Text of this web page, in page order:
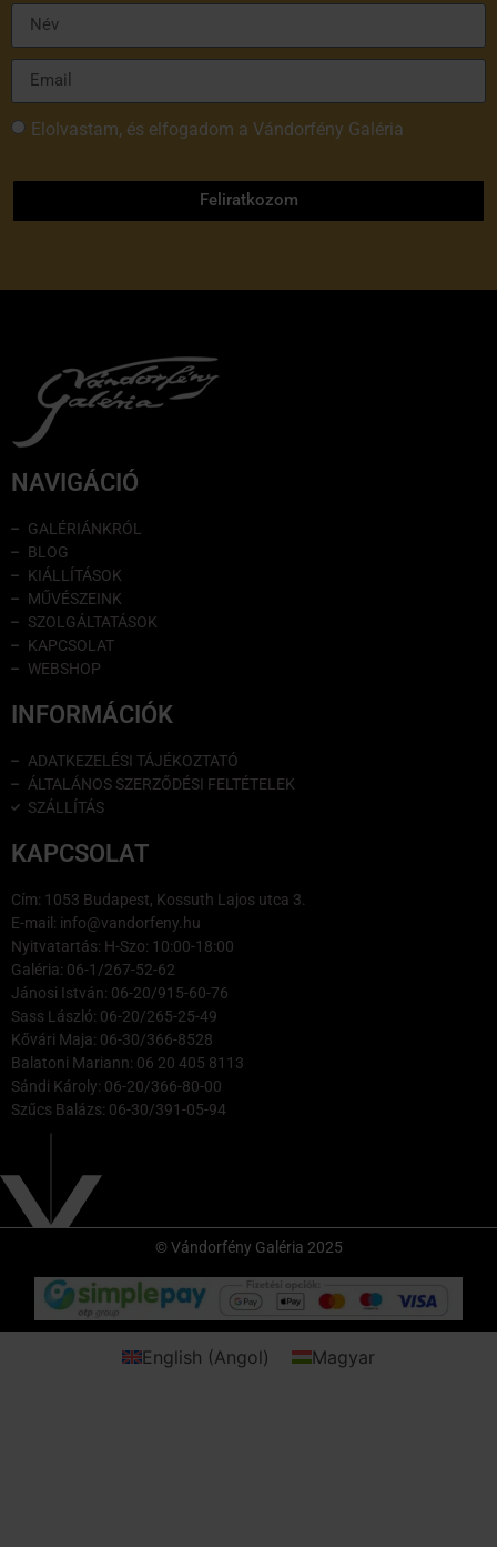
Elolvastam, és elfogadom a Vándorfény Galéria
Feliratkozom
NAVIGÁCIÓ
GALÉRIÁNKRÓL
BLOG
KIÁLLÍTÁSOK
MŰVÉSZEINK
SZOLGÁLTATÁSOK
KAPCSOLAT
WEBSHOP
INFORMÁCIÓK
ADATKEZELÉSI TÁJÉKOZTATÓ
ÁLTALÁNOS SZERZŐDÉSI FELTÉTELEK
SZÁLLÍTÁS
KAPCSOLAT
Cím: 1053 Budapest, Kossuth Lajos utca 3.
E-mail: info@vandorfeny.hu
Nyitvatartás: H-Szo: 10:00-18:00
Galéria: 06-1/267-52-62
Jánosi István: 06-20/915-60-76
Sass László: 06-20/265-25-49
Kővári Maja: 06-30/366-8528
Balatoni Mariann: 06 20 405 8113
Sándi Károly: 06-20/366-80-00
Szűcs Balázs: 06-30/391-05-94
© Vándorfény Galéria 2025
English (Angol) Magyar